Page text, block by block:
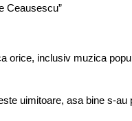
Ceausescu”
orice, inclusiv muzica
uimitoare, asa bine s-au